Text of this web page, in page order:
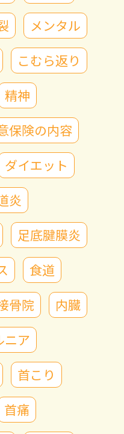
メンタル
こむら返り
精神
保険の内容
ダイエット
炎
足底腱膜炎
食道
骨院
内臓
ニア
首こり
首痛